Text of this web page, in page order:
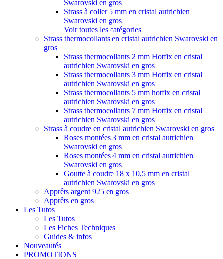
Swarovski en gros
Strass à coller 5 mm en cristal autrichien
Swarovski en gros
Voir toutes les catégories
Strass thermocollants en cristal autrichien Swarovski en
gros
Strass thermocollants 2 mm Hotfix en cristal
autrichien Swarovski en gros
Strass thermocollants 3 mm Hotfix en cristal
autrichien Swarovski en gros
Strass thermocollants 5 mm hotfix en cristal
autrichien Swarovski en gros
Strass thermocollants 7 mm Hotfix en cristal
autrichien Swarovski en gros
Strass à coudre en cristal autrichien Swarovski en gros
Roses montées 3 mm en cristal autrichien
Swarovski en gros
Roses montées 4 mm en cristal autrichien
Swarovski en gros
Goutte à coudre 18 x 10,5 mm en cristal
autrichien Swarovski en gros
Apprêts argent 925 en gros
Apprêts en gros
Les Tutos
Les Tutos
Les Fiches Techniques
Guides & infos
Nouveautés
PROMOTIONS